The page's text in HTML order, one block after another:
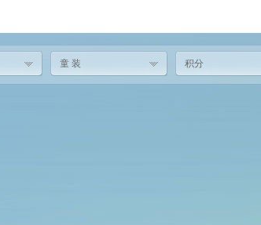
童 装 积分